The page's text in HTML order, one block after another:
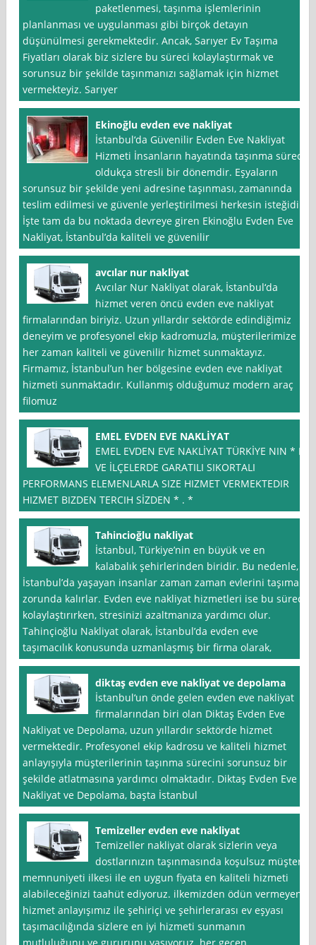
paketlenmesi, taşınma işlemlerinin
planlanması ve uygulanması gibi birçok detayın
düşünülmesi gerekmektedir. Ancak, Sarıyer Ev Taşıma
Fiyatları olarak biz sizlere bu süreci kolaylaştırmak ve
sorunsuz bir şekilde taşınmanızı sağlamak için hizmet
vermekteyiz. Sarıyer
Ekinoğlu evden eve nakliyat
İstanbul‘da Güvenilir Evden Eve Nakliyat
Hizmeti İnsanların hayatında taşınma süreci
oldukça stresli bir dönemdir. Eşyaların
sorunsuz bir şekilde yeni adresine taşınması, zamanında
teslim edilmesi ve güvenle yerleştirilmesi herkesin isteğidir.
İşte tam da bu noktada devreye giren Ekinoğlu Evden Eve
Nakliyat, İstanbul’da kaliteli ve güvenilir
avcılar nur nakliyat
Avcılar Nur Nakliyat olarak, İstanbul‘da
hizmet veren öncü evden eve nakliyat
firmalarından biriyiz. Uzun yıllardır sektörde edindiğimiz
deneyim ve profesyonel ekip kadromuzla, müşterilerimize
her zaman kaliteli ve güvenilir hizmet sunmaktayız.
Firmamız, İstanbul’un her bölgesine evden eve nakliyat
hizmeti sunmaktadır. Kullanmış olduğumuz modern araç
filomuz
EMEL EVDEN EVE NAKLİYAT
EMEL EVDEN EVE NAKLİYAT TÜRKİYE NIN * IL
VE İLÇELERDE GARATILI SIKORTALI
PERFORMANS ELEMENLARLA SIZE HIZMET VERMEKTEDIR
HIZMET BIZDEN TERCIH SİZDEN * . *
Tahincioğlu nakliyat
İstanbul, Türkiye’nin en büyük ve en
kalabalık şehirlerinden biridir. Bu nedenle,
İstanbul’da yaşayan insanlar zaman zaman evlerini taşımak
zorunda kalırlar. Evden eve nakliyat hizmetleri ise bu süreci
kolaylaştırırken, stresinizi azaltmanıza yardımcı olur.
Tahinçioğlu Nakliyat olarak, İstanbul’da evden eve
taşımacılık konusunda uzmanlaşmış bir firma olarak,
diktaş evden eve nakliyat ve depolama
İstanbul‘un önde gelen evden eve nakliyat
firmalarından biri olan Diktaş Evden Eve
Nakliyat ve Depolama, uzun yıllardır sektörde hizmet
vermektedir. Profesyonel ekip kadrosu ve kaliteli hizmet
anlayışıyla müşterilerinin taşınma sürecini sorunsuz bir
şekilde atlatmasına yardımcı olmaktadır. Diktaş Evden Eve
Nakliyat ve Depolama, başta İstanbul
Temizeller evden eve nakliyat
Temizeller nakliyat olarak sizlerin veya
dostlarınızın taşınmasında koşulsuz müşteri
memnuniyeti ilkesi ile en uygun fiyata en kaliteli hizmeti
alabileceğinizi taahüt ediyoruz. ilkemizden ödün vermeyen
hizmet anlayışımız ile şehiriçi ve şehirlerarası ev eşyası
taşımacılığında sizlere en iyi hizmeti sunmanın